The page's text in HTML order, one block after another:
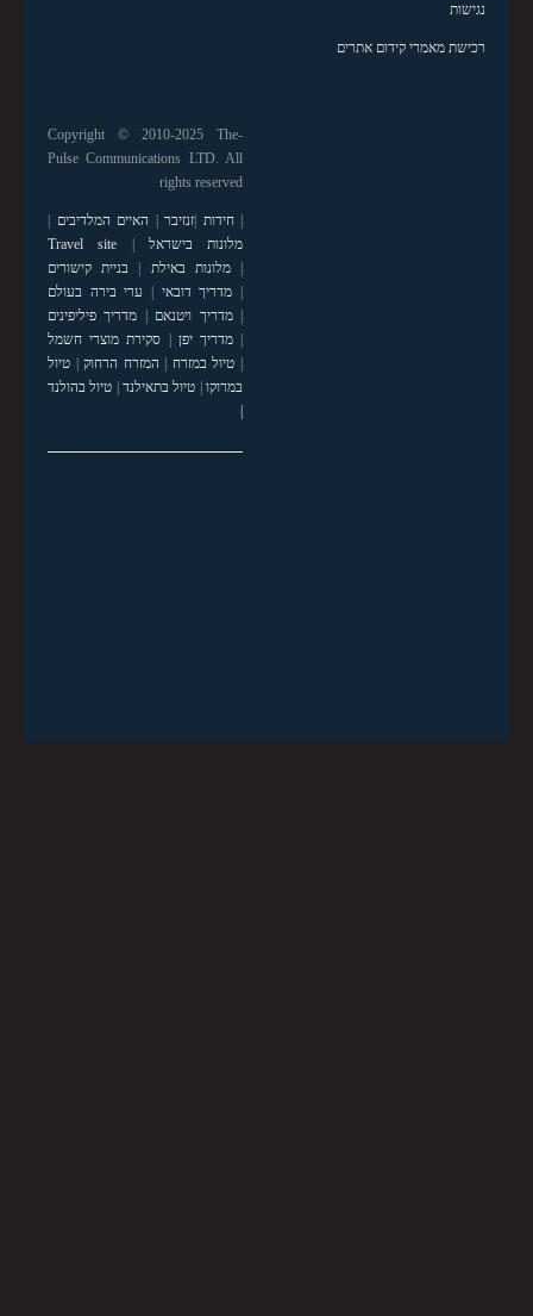
נגישות
רכישת מאמרי קידום אתרים
Copyright © 2010-2025 The-
Pulse Communications LTD. All
rights reserved
|חידות זנזיבר האיים המלדיבים
מלונות בישראל
Travel site
|מלונות באילת
בניית קישורים
מדריך דובאי
ערי בירה בעולם
|מדריך ויטנאם
מדריך פיליפינים
|מדריך יפן
סקירת מוצרי חשמל
טיול במזרח המזרח הרחוק| טיול
במרוקו| טיול בתאילנד| טיול בהולנד